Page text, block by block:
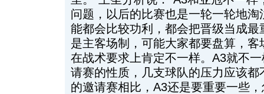
问题，以后的比赛也是一轮一轮地
能都会比较功利，都会把晋级当成
是主客场制，可能大家都要盘算，
在战术要求上肯定不一样。A3就不
请赛的性质，几支球队的压力应该
的邀请赛相比，A3还是要重要一些